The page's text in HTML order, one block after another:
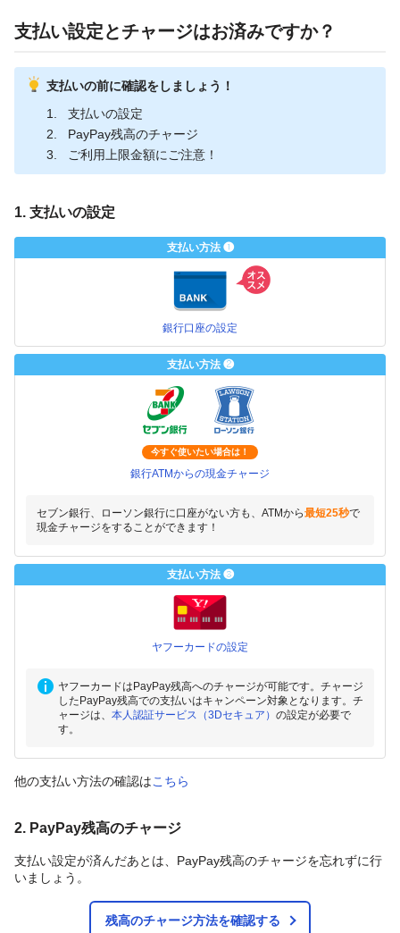
支払い設定とチャージはお済みですか？
支払いの前に確認をしましょう！
支払いの設定
PayPay残高のチャージ
ご利用上限金額にご注意！
1. 支払いの設定
支払い方法 ❶
銀行口座の設定
支払い方法 ❷
今すぐ使いたい場合は！
銀行ATMからの現金チャージ
セブン銀行、ローソン銀行に口座がない方も、ATMから最短25秒で
現金チャージをすることができます！
支払い方法 ❸
ヤフーカードの設定
ヤフーカードはPayPay残高へのチャージが可能です。チャージ
したPayPay残高での支払いはキャンペーン対象となります。チ
ャージは、 本人認証サービス（3Dセキュア） の設定が必要で
す。
他の支払い方法の確認はこちら
2. PayPay残高のチャージ
支払い設定が済んだあとは、PayPay残高のチャージを忘れずに行
いましょう。
残高のチャージ方法を確認する